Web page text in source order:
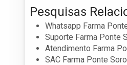
Pesquisas
Whatsapp Farma
Suporte Farma Ponte
Atendimento Farma
SAC Farma Ponte